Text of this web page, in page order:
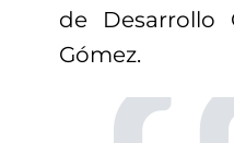
de Desarrollo
Gómez.